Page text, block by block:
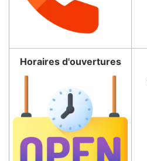
Horaires d'ouvertures